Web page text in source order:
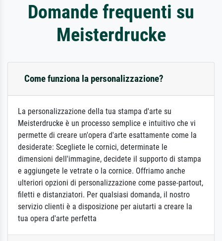
Domande frequenti su
Meisterdrucke
Come funziona la personalizzazione?
La personalizzazione della tua stampa d'arte su
Meisterdrucke è un processo semplice e intuitivo che vi
permette di creare un'opera d'arte esattamente come la
desiderate: Scegliete le cornici, determinate le
dimensioni dell'immagine, decidete il supporto di stampa
e aggiungete le vetrate o la cornice. Offriamo anche
ulteriori opzioni di personalizzazione come passe-partout,
filetti e distanziatori. Per qualsiasi domanda, il nostro
servizio clienti è a disposizione per aiutarti a creare la
tua opera d'arte perfetta